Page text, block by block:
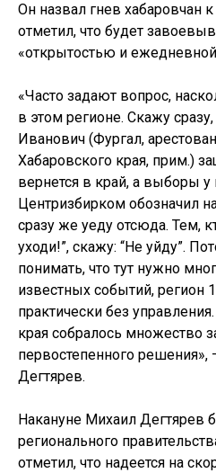
Он назвал гнев хабаровчан
отметил, что будет
«открытостью и ежедневной
«Часто задают вопрос,
в этом регионе. Скажу
Иванович (Фургал,
Хабаровского края, прим.)
вернется в край, а выборы у
Центризбирком обозначил
сразу же уеду отсюда. Тем,
уходи!”, скажу: “Не уйду”.
понимать, что тут нужно
известных событий, регион
практически без
края собралось множество
первостепенного
Дегтярев.
Накануне Михаил Дегтярев
регионального
отметил, что надеется на